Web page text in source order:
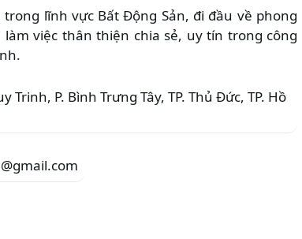
lĩnh vực Bất Động Sản, đi đầu về phong
việc thân thiện chia sẻ, uy tín trong công
Trinh, P. Bình Trưng Tây, TP. Thủ Đức, TP. Hồ